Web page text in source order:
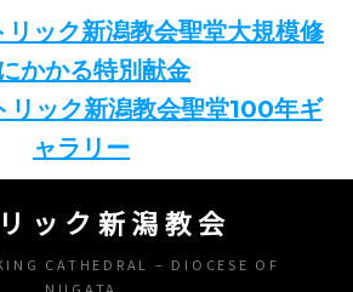
リック新潟教会聖堂大規模修
かかる特別献金
リック新潟教会聖堂100年ギ
ャラリー
ック新潟教会
CATHEDRAL – DIOCESE OF